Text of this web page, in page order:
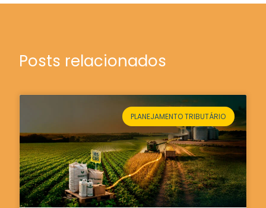
Posts relacionados
PLANEJAMENTO TRIBUTÁRIO